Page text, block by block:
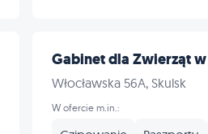
Gabinet dla Zwierząt
Włocławska 56A, Skulsk
W ofercie m.in.: